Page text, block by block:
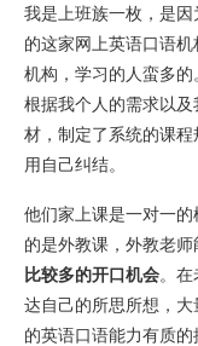
我是上班族一枚，是
的这家网上英语口语
机构，学习的人蛮多
根据我个人的需求以
材，制定了系统的课
用自己纠结。
他们家上课是一对一
的是外教课，外教老
比较多的开口机会。
达自己的所思所想，
的英语口语能力有质的